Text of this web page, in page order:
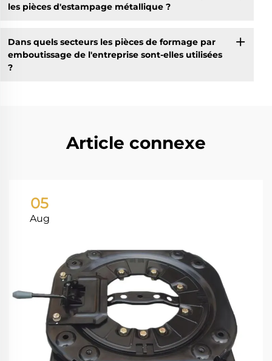
les pièces d'estampage métallique ?
Dans quels secteurs les pièces de formage par
emboutissage de l'entreprise sont-elles utilisées
?
Article connexe
05
Aug